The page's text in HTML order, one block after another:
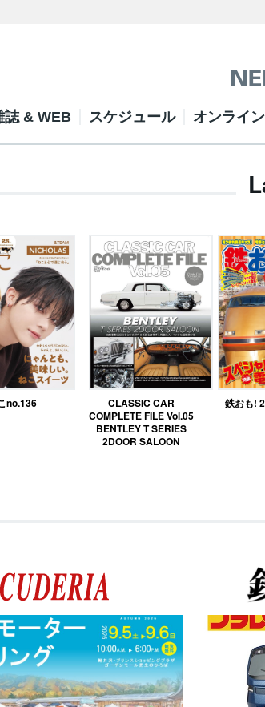
誌 & WEB スケジュール オンライ
no.136
CLASSIC CAR
COMPLETE FILE Vol.05
BENTLEY T SERIES
2DOOR SALOON
鉄おも!